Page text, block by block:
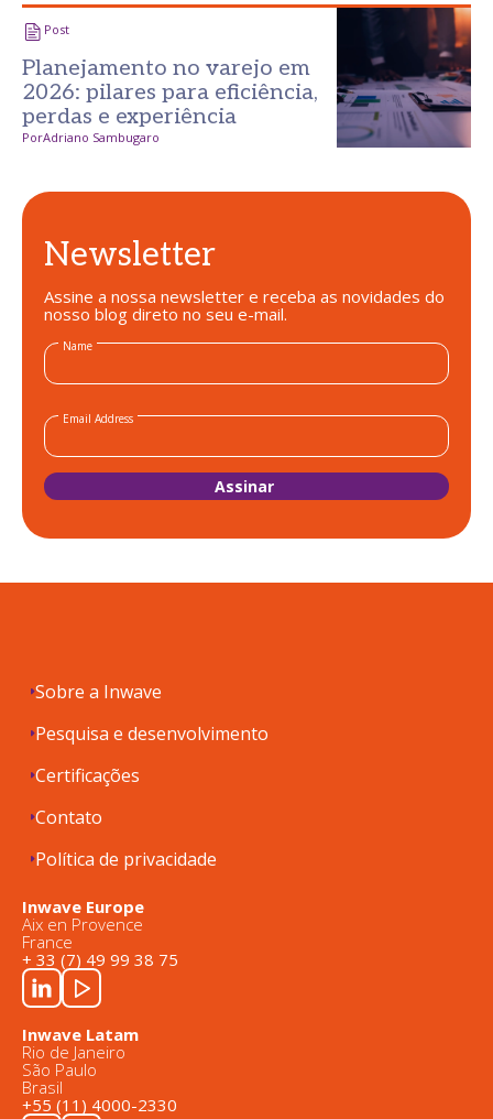
Post
Planejamento no varejo em
2026: pilares para eficiência,
perdas e experiência
PorAdriano Sambugaro
Newsletter
Assine a nossa newsletter e receba as novidades do
nosso blog direto no seu e-mail.
Name
Email Address
Sobre a Inwave
Pesquisa e desenvolvimento
Certificações
Contato
Política de privacidade
Inwave Europe
Aix en Provence
France
+ 33 (7) 49 99 38 75
Inwave Latam
Rio de Janeiro
São Paulo
Brasil
+55 (11) 4000-2330